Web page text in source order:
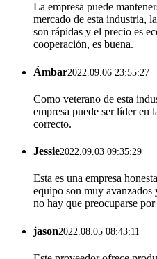
La empresa puede
mercado de esta industria,
son rápidas y el precio es
cooperación, es buena.
Ámbar2022.09.06 23:55:27
Como veterano de esta
empresa puede ser líder en
correcto.
Jessie2022.09.03 09:35:29
Esta es una empresa
equipo son muy avanzados
no hay que preocuparse
jason2022.08.05 08:43:11